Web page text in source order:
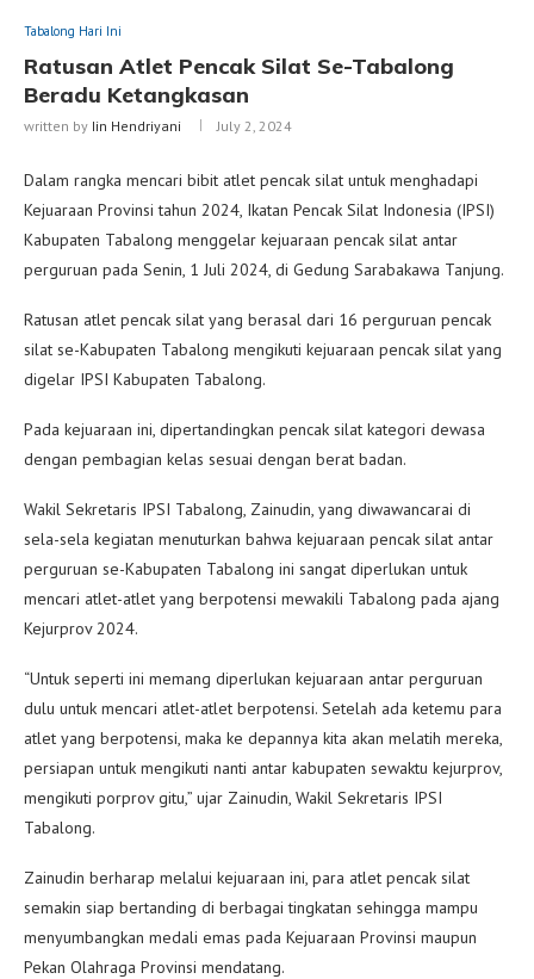
Tabalong Hari Ini
Ratusan Atlet Pencak Silat Se-Tabalong
Beradu Ketangkasan
written by Iin Hendriyani July 2, 2024
Dalam rangka mencari bibit atlet pencak silat untuk menghadapi
Kejuaraan Provinsi tahun 2024, Ikatan Pencak Silat Indonesia (IPSI)
Kabupaten Tabalong menggelar kejuaraan pencak silat antar
perguruan pada Senin, 1 Juli 2024, di Gedung Sarabakawa Tanjung.
Ratusan atlet pencak silat yang berasal dari 16 perguruan pencak
silat se-Kabupaten Tabalong mengikuti kejuaraan pencak silat yang
digelar IPSI Kabupaten Tabalong.
Pada kejuaraan ini, dipertandingkan pencak silat kategori dewasa
dengan pembagian kelas sesuai dengan berat badan.
Wakil Sekretaris IPSI Tabalong, Zainudin, yang diwawancarai di
sela-sela kegiatan menuturkan bahwa kejuaraan pencak silat antar
perguruan se-Kabupaten Tabalong ini sangat diperlukan untuk
mencari atlet-atlet yang berpotensi mewakili Tabalong pada ajang
Kejurprov 2024.
“Untuk seperti ini memang diperlukan kejuaraan antar perguruan
dulu untuk mencari atlet-atlet berpotensi. Setelah ada ketemu para
atlet yang berpotensi, maka ke depannya kita akan melatih mereka,
persiapan untuk mengikuti nanti antar kabupaten sewaktu kejurprov,
mengikuti porprov gitu,” ujar Zainudin, Wakil Sekretaris IPSI
Tabalong.
Zainudin berharap melalui kejuaraan ini, para atlet pencak silat
semakin siap bertanding di berbagai tingkatan sehingga mampu
menyumbangkan medali emas pada Kejuaraan Provinsi maupun
Pekan Olahraga Provinsi mendatang.